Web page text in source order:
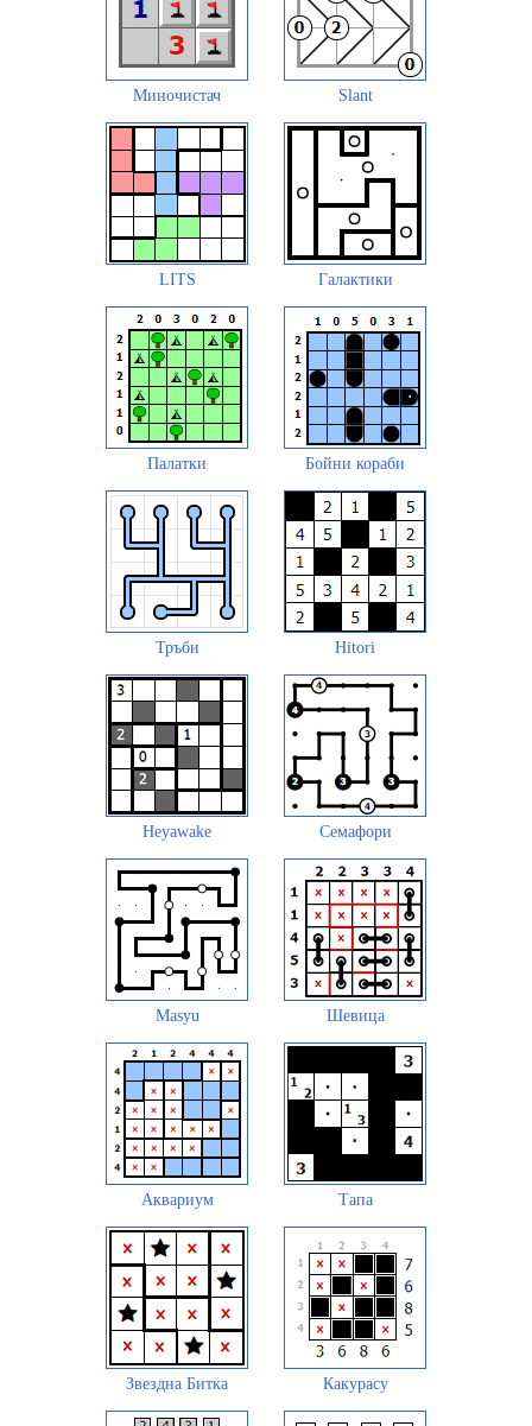
Миночистач Slant
LITS Галактики
Палатки Бойни кораби
Тръби Hitori
Heyawake Семафори
Masyu Шевица
Аквариум Тапа
Звездна Битка Какурасу